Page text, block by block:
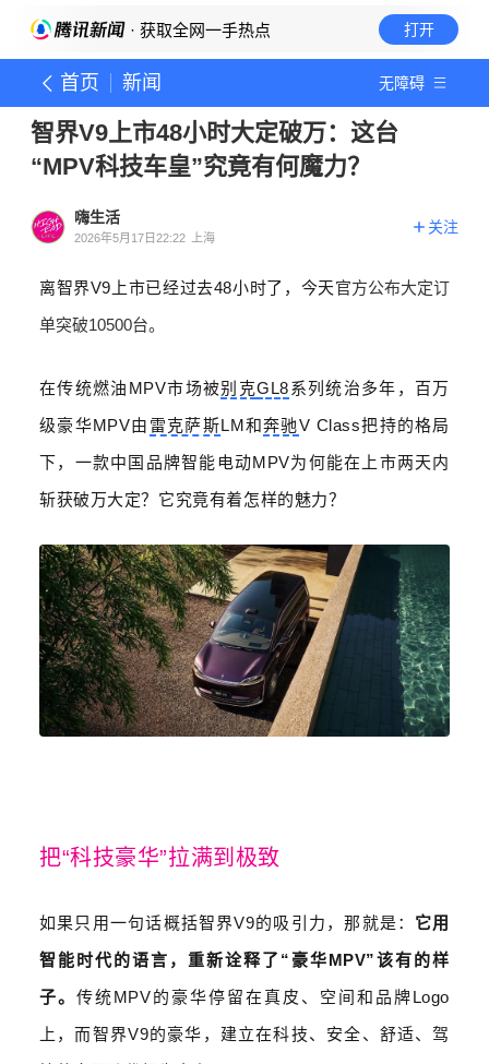
· 获取全网一手热点 打开
首页 新闻 无障碍
智界V9上市48小时大定破万：这台
“MPV科技车皇”究竟有何魔力？
嗨生活
2026年5月17日22:22 上海
关注
离智界V9 上市已经过去48小时了，今天官方公布大定订
单突破10500台。
在传统燃油 MPV市场被别克GL8系列统治多年，百万
级豪华MPV由 雷克萨斯LM和奔驰V Class把持的格局
下，一款中国品牌智能电动MPV为何能在上市两天内
斩获破万大定？它究竟有着怎样的魅力？
把“科技豪华”拉满到极致
如果只用一句话概括智界V9的吸引力，那就是： 它用
智能时代的语言，重新诠释了 “豪华MPV”该有的样
子。 传统MPV的豪华停留在真皮、空间和品牌Logo
上，而智界V9的豪华，建立在科技、安全、舒适、驾